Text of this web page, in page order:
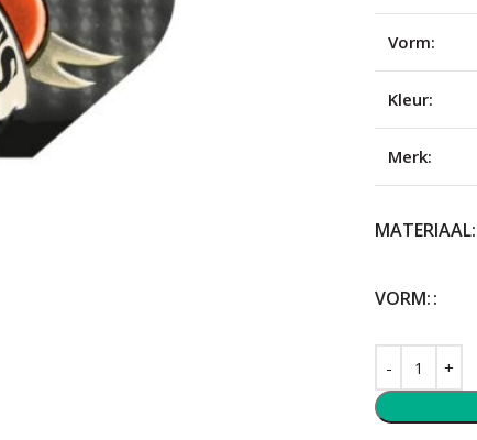
Vorm:
Kleur:
Merk:
MATERIAAL:
VORM: